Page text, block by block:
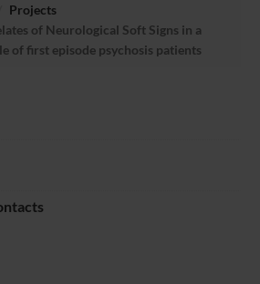
Projects
of Neurological Soft Signs in a
of first episode psychosis patients